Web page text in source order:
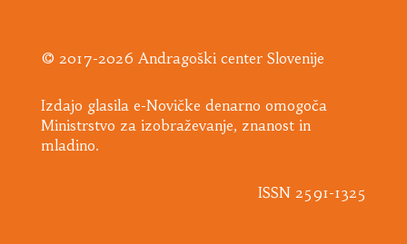
© 2017-2026 Andragoški center Slovenije
Izdajo glasila e-Novičke denarno omogoča
Ministrstvo za izobraževanje, znanost in
mladino.
ISSN 2591-1325